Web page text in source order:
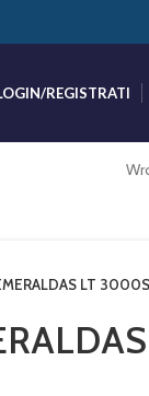
REGISTRATI
LT